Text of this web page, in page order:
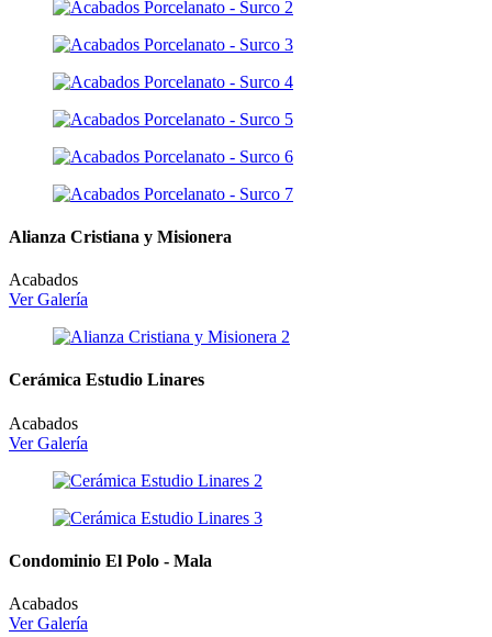
Alianza Cristiana y Misionera
Acabados
Ver Galería
Cerámica Estudio Linares
Acabados
Ver Galería
Condominio El Polo - Mala
Acabados
Ver Galería